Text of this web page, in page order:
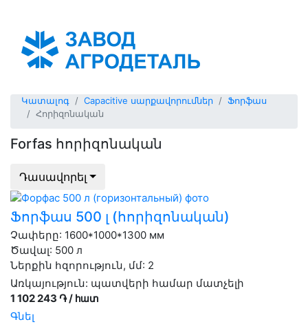
Կատալոգ Capacitive սարքավորումներ
Ֆորֆաս
Հորիզոնական
Forfas հորիզոնական
Դասավորել
Ֆորֆաս 500 լ (հորիզոնական)
Չափերը: 1600*1000*1300 мм
Ծավալ: 500 л
Ներքին հզորություն, մմ: 2
Առկայություն: պատվերի համար մատչելի
1 102 243 ֏ / հատ
Գնել